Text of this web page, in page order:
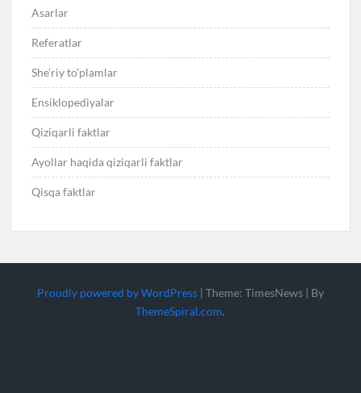
Asarlar
Referatlar
She’riy to’plamlar
Ensiklopediyalar
Qiziqarli faktlar
Ayollar haqida qiziqarli faktlar
Qisqa faktlar
Proudly powered by WordPress | Theme: TimesNews | By
ThemeSpiral.com.